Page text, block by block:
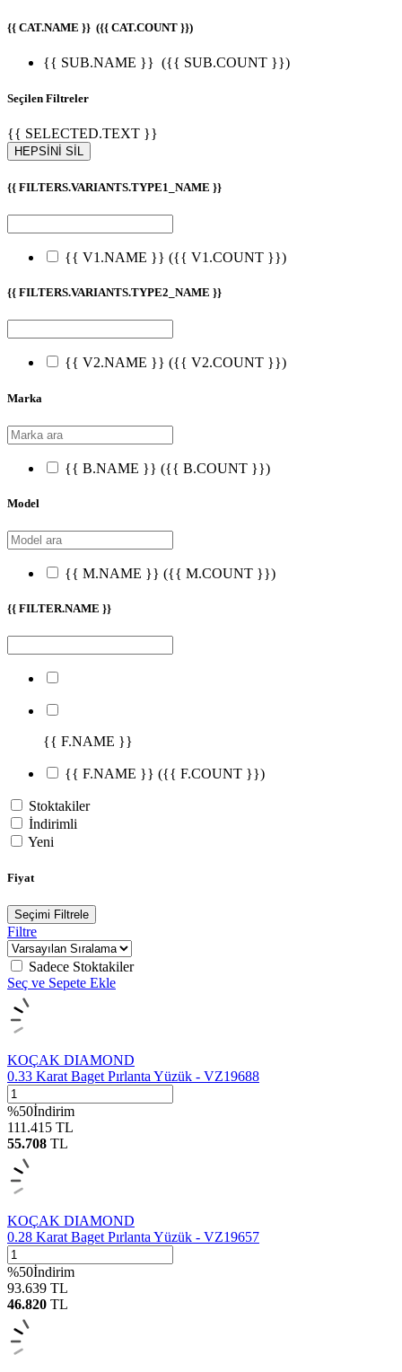
{{ CAT.NAME }} ({{ CAT.COUNT }})
{{ SUB.NAME }} ({{ SUB.COUNT }})
Seçilen Filtreler
{{ SELECTED.TEXT }}
HEPSİNİ SİL
{{ FILTERS.VARIANTS.TYPE1_NAME }}
{{ V1.NAME }} ({{ V1.COUNT }})
{{ FILTERS.VARIANTS.TYPE2_NAME }}
{{ V2.NAME }} ({{ V2.COUNT }})
Marka
{{ B.NAME }} ({{ B.COUNT }})
Model
{{ M.NAME }} ({{ M.COUNT }})
{{ FILTER.NAME }}
{{ F.NAME }}
{{ F.NAME }} ({{ F.COUNT }})
Stoktakiler
İndirimli
Yeni
Fiyat
Seçimi Filtrele
Filtre
Sadece Stoktakiler
Seç ve Sepete Ekle
KOÇAK DIAMOND
0.33 Karat Baget Pırlanta Yüzük - VZ19688
%50İndirim
111.415 TL
55.708 TL
KOÇAK DIAMOND
0.28 Karat Baget Pırlanta Yüzük - VZ19657
%50İndirim
93.639 TL
46.820 TL